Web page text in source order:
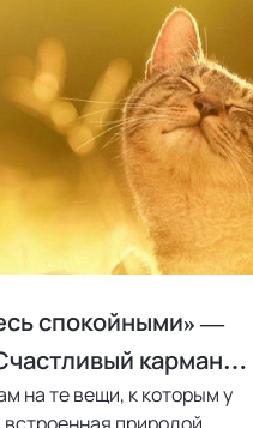
спокойными» —
карман
на те вещи, к которым у